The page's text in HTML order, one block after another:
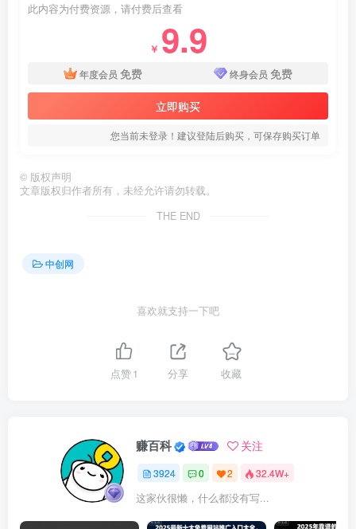
此内容为付费资源，请付费后查看
￥ 9.9
年度会员 免费 终身会员 免费
立即购买
您当前未登录！建议登陆后购买，可保存购买订单
© 版权声明
文章版权归作者所有，未经允许请勿转载。
THE END
中创网
喜欢就支持一下吧
点赞1 分享 收藏
赚百科 关注
3924 0 2 32.4W+
这家伙很懒，什么都没有写...